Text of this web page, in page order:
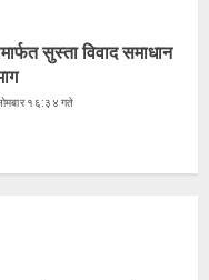
सुस्ता विवाद समाधान
१६:३४ गते
बन्दै छ नयाँ दल ?